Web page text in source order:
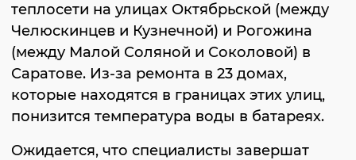
теплосети на улицах Октябрьской (между
Челюскинцев и Кузнечной) и Рогожина
(между Малой Соляной и Соколовой) в
Саратове. Из-за ремонта в 23 домах,
которые находятся в границах этих улиц,
понизится температура воды в батареях.
Ожидается, что специалисты завершат